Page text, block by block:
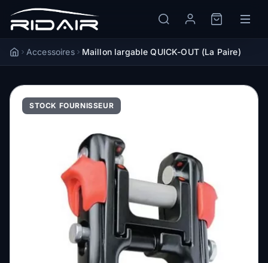
AccueilAccessoires Maillon largable QUICK-OUT (La Paire)
STOCK FOURNISSEUR